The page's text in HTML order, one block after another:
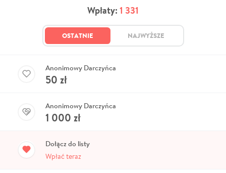
Wpłaty: 1 331
OSTATNIE NAJWYŻSZE
Anonimowy Darczyńca
50 zł
Anonimowy Darczyńca
1 000 zł
Dołącz do listy
Wpłać teraz